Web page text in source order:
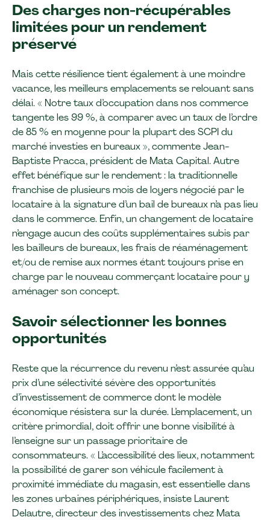
Des charges non-récupérables
limitées pour un rendement
préservé
Mais cette résilience tient également à une moindre
vacance, les meilleurs emplacements se relouant sans
délai. « Notre taux d’occupation dans nos commerce
tangente les 99 %, à comparer avec un taux de l’ordre
de 85 % en moyenne pour la plupart des SCPI du
marché investies en bureaux », commente Jean-
Baptiste Pracca, président de Mata Capital. Autre
effet bénéfique sur le rendement : la traditionnelle
franchise de plusieurs mois de loyers négocié par le
locataire à la signature d’un bail de bureaux n’a pas lieu
dans le commerce. Enfin, un changement de locataire
n’engage aucun des coûts supplémentaires subis par
les bailleurs de bureaux, les frais de réaménagement
et/ou de remise aux normes étant toujours prise en
charge par le nouveau commerçant locataire pour y
aménager son concept.
Savoir sélectionner les bonnes
opportunités
Reste que la récurrence du revenu n’est assurée qu’au
prix d’une sélectivité sévère des opportunités
d’investissement de commerce dont le modèle
économique résistera sur la durée. L’emplacement, un
critère primordial, doit offrir une bonne visibilité à
l’enseigne sur un passage prioritaire de
consommateurs. « L’accessibilité des lieux, notamment
la possibilité de garer son véhicule facilement à
proximité immédiate du magasin, est essentielle dans
les zones urbaines périphériques, insiste Laurent
Delautre, directeur des investissements chez Mata